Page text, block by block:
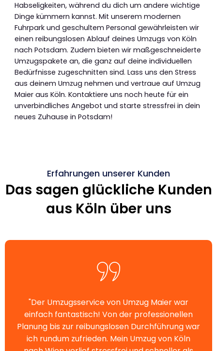
Habseligkeiten, während du dich um andere wichtige
Dinge kümmern kannst. Mit unserem modernen
Fuhrpark und geschultem Personal gewährleisten wir
einen reibungslosen Ablauf deines Umzugs von Köln
nach Potsdam. Zudem bieten wir maßgeschneiderte
Umzugspakete an, die ganz auf deine individuellen
Bedürfnisse zugeschnitten sind. Lass uns den Stress
aus deinem Umzug nehmen und vertraue auf Umzug
Maier aus Köln. Kontaktiere uns noch heute für ein
unverbindliches Angebot und starte stressfrei in dein
neues Zuhause in Potsdam!
Erfahrungen unserer Kunden
Das sagen glückliche Kunden
aus Köln über uns
"Der Umzugsservice von Umzug Maier war
einfach fantastisch! Von der professionellen
Planung bis zur reibungslosen Durchführung war
ich rundum zufrieden. Mein Umzug von Köln